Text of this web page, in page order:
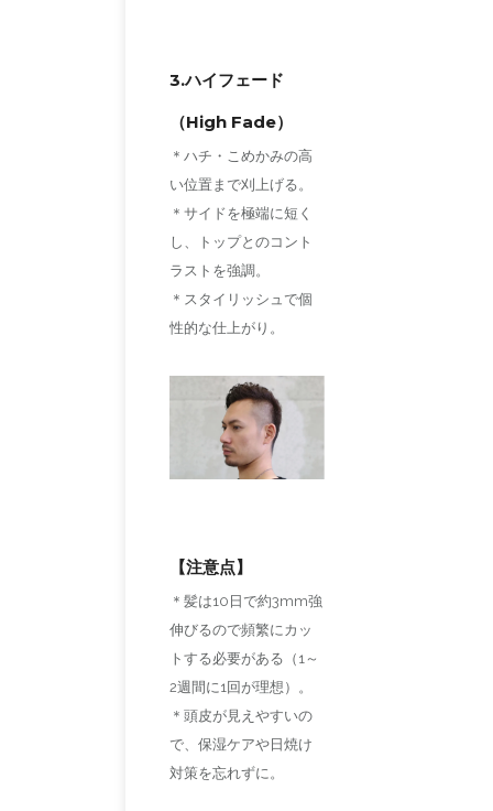
3.ハイフェード
（High Fade）
＊ハチ・こめかみの高
い位置まで刈上げる。
＊サイドを極端に短く
し、トップとのコント
ラストを強調。
＊スタイリッシュで個
性的な仕上がり。
【注意点】
＊髪は10日で約3mm強
伸びるので頻繁にカッ
トする必要がある（1～
2週間に1回が理想）。
＊頭皮が見えやすいの
で、保湿ケアや日焼け
対策を忘れずに。